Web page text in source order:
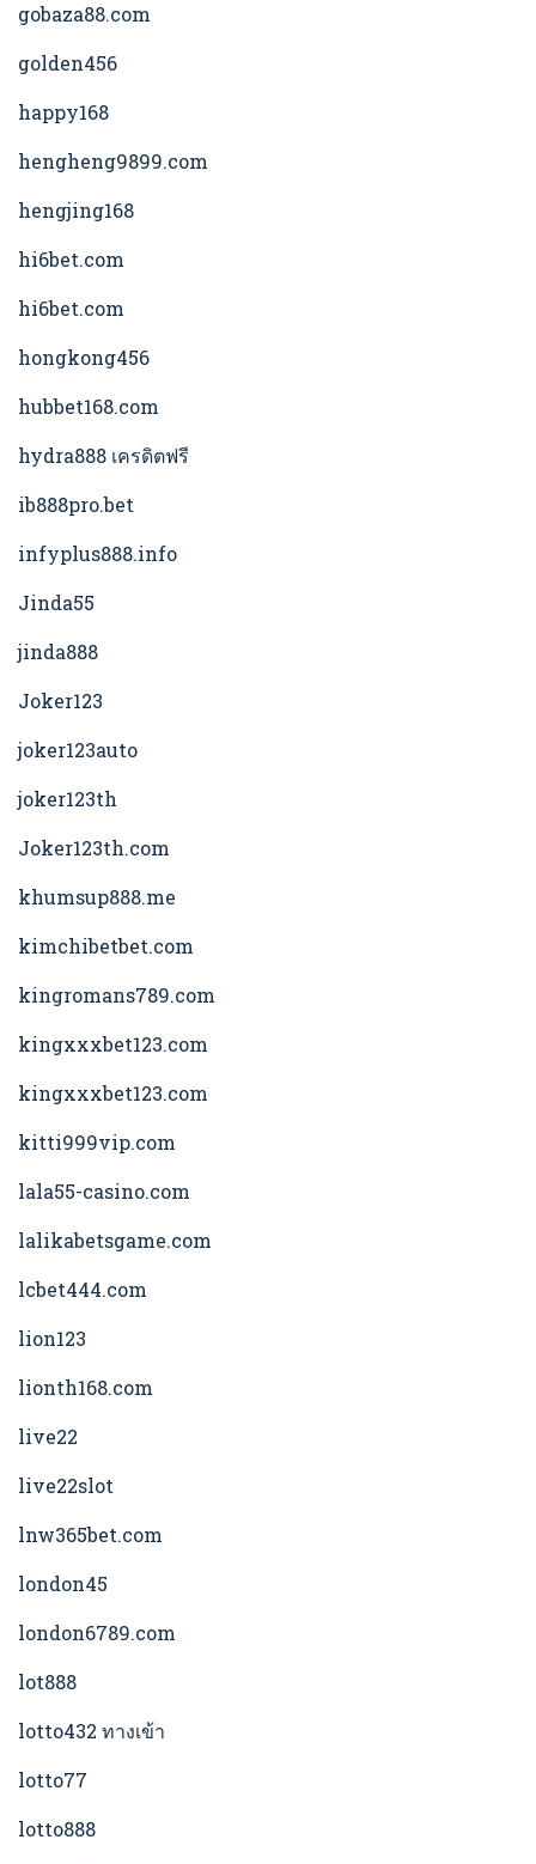
gobaza88.com
golden456
happy168
hengheng9899.com
hengjing168
hi6bet.com
hi6bet.com
hongkong456
hubbet168.com
hydra888 เครดิตฟรี
ib888pro.bet
infyplus888.info
Jinda55
jinda888
Joker123
joker123auto
joker123th
Joker123th.com
khumsup888.me
kimchibetbet.com
kingromans789.com
kingxxxbet123.com
kingxxxbet123.com
kitti999vip.com
lala55-casino.com
lalikabetsgame.com
lcbet444.com
lion123
lionth168.com
live22
live22slot
lnw365bet.com
london45
london6789.com
lot888
lotto432 ทางเข้า
lotto77
lotto888